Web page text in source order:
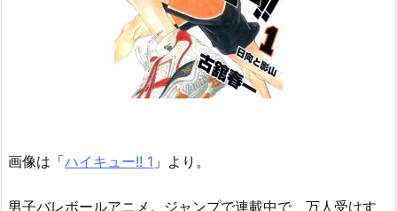
画像は「ハイキュー!! 1 」より。
男子バレボールアニメ。ジャンプで連載中で、万人受けす